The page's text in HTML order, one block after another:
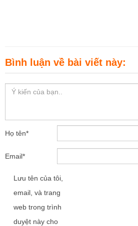
Bình luận về bài viết này:
Họ tên*
Email*
Lưu tên của tôi,
email, và trang
web trong trình
duyệt này cho